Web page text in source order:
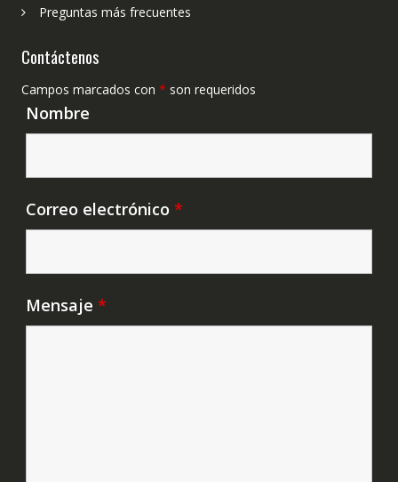
Preguntas más frecuentes
Contáctenos
Campos marcados con * son requeridos
Nombre
Correo electrónico *
Mensaje *